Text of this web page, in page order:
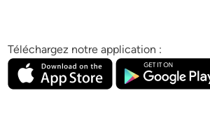
Téléchargez notre application :